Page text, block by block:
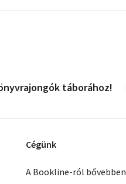
táborához!
Cégünk
A Bookline-ról bővebben